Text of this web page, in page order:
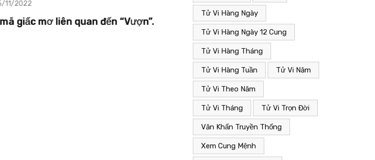
25/11/2022
Giải mã giấc mơ liên quan đến “Vực”.
25/11/2022
Giải mã giấc mơ liên quan đến “Vụn”.
Tử Vi Hàng Ngày
Tử Vi Hàng Ngày 12 Cung
Tử Vi Hàng Tháng
Tử Vi Hàng Tuần Tử Vi Năm
Tử Vi Theo Năm
Tử Vi Tháng Tử Vi Trọn Đời
Văn Khấn Truyền Thống
Xem Cung Mệnh